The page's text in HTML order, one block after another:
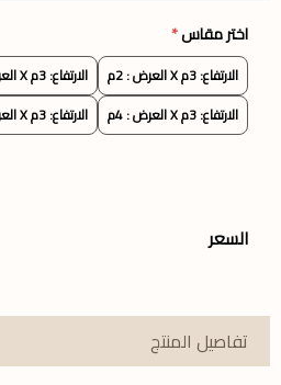
اختر مقاس*
الارتفاع: 3م X العرض : 2م
الارتفاع: 3م X العرض : 3م
الارتفاع: 3م X العرض : 4م
الارتفاع: 3م X العرض : 5م
السعر
تفاصيل المنتج